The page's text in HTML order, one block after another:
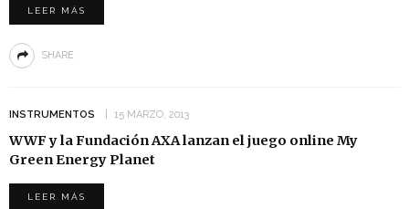
LEER MÁS
SHARE
INSTRUMENTOS 15 MARZO, 2013
WWF y la Fundación AXA lanzan el juego online My
Green Energy Planet
LEER MÁS